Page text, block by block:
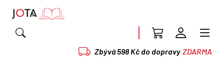
Zbývá 598 Kč do dopravy ZDARMA